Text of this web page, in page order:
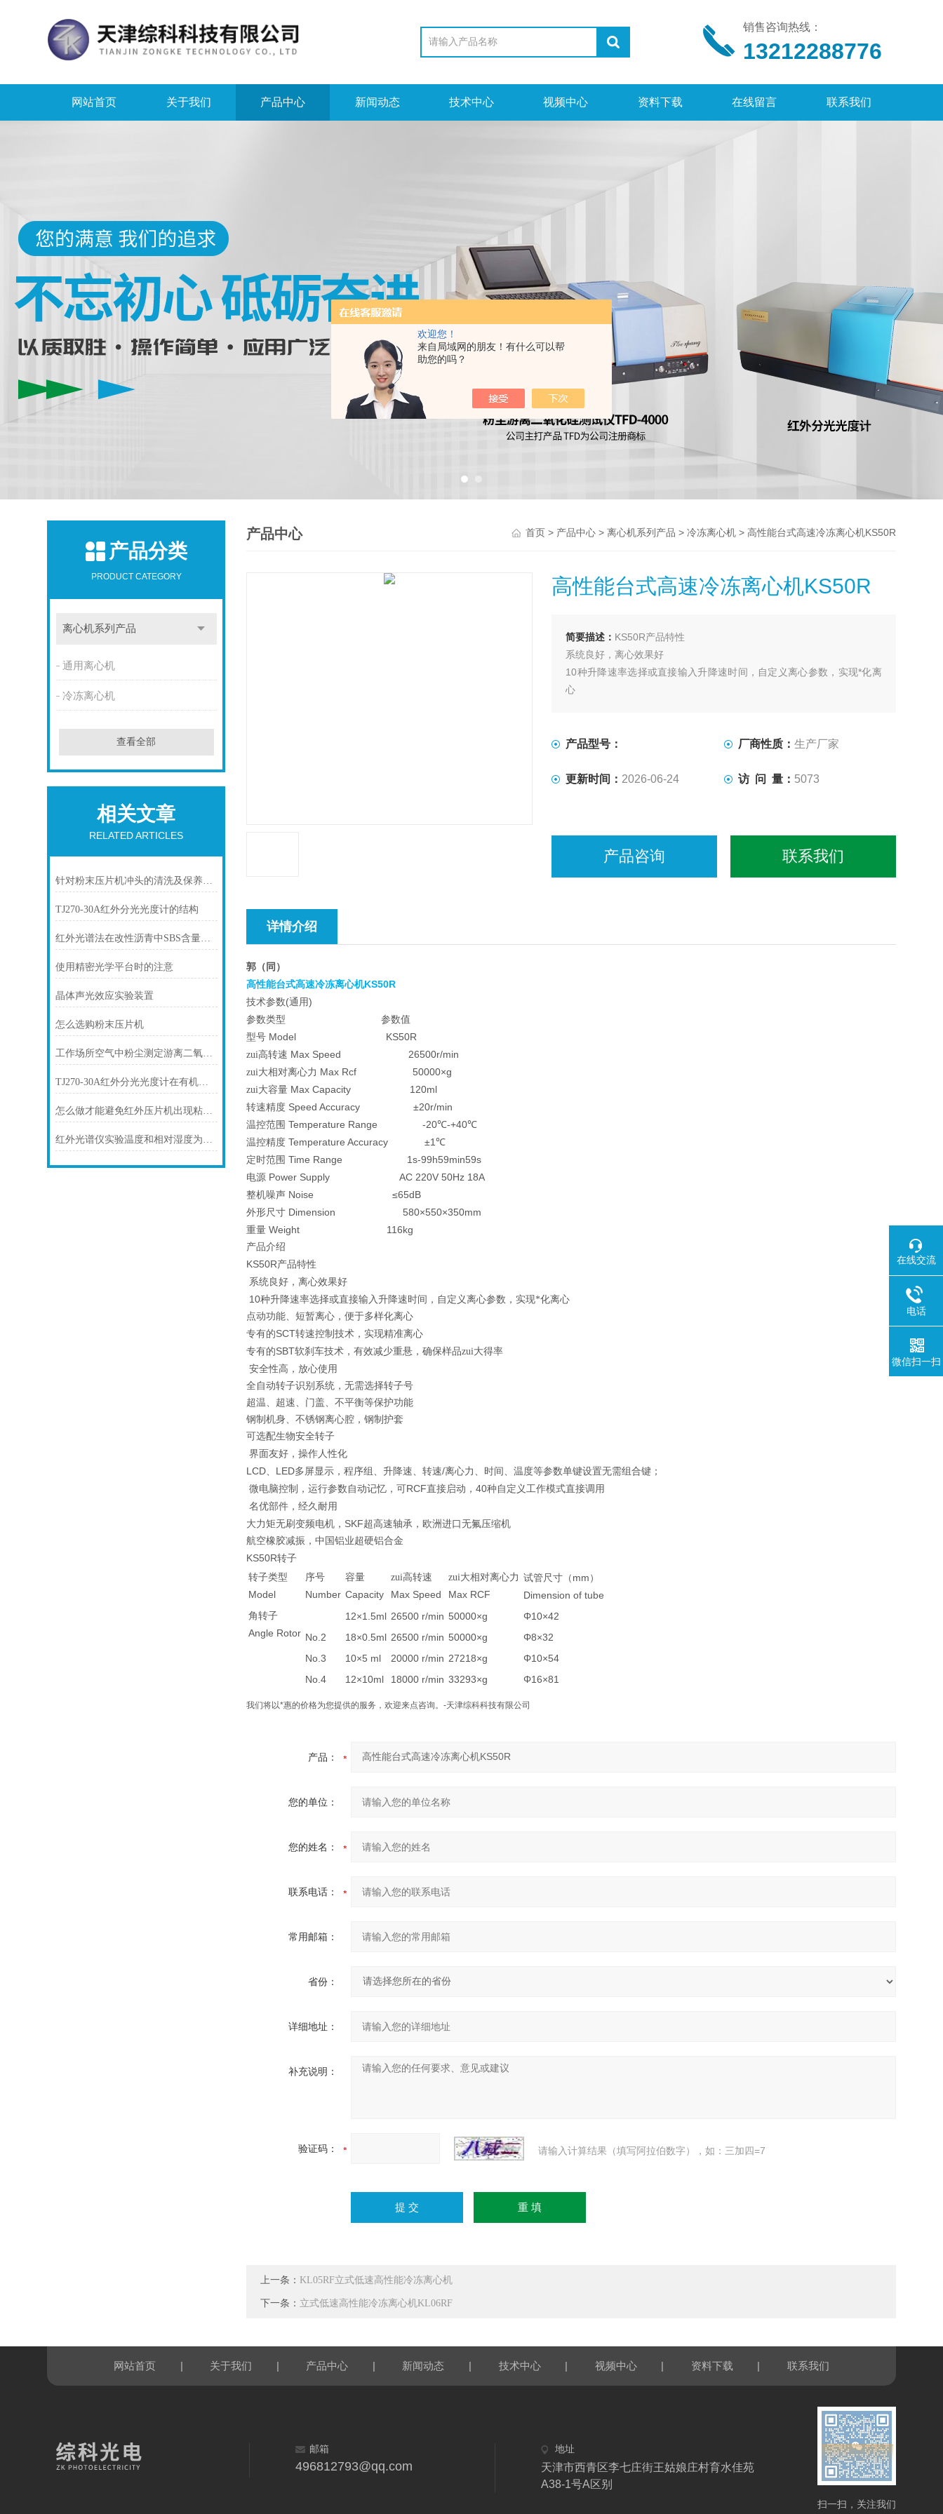
欢迎您！
来自局域网的朋友！有什么可以帮
助您的吗？
销售咨询热线：
13212288776
网站首页 关于我们 产品中心 新闻动态 技术中心 视频中心 资料下载 在线留言 联系我们
产品分类
PRODUCT CATEGORY
离心机系列产品
通用离心机
冷冻离心机
查看全部
相关文章
RELATED ARTICLES
针对粉末压片机冲头的清洗及保养方法
TJ270-30A红外分光光度计的结构
红外光谱法在改性沥青中SBS含量测定上的应用
使用精密光学平台时的注意
晶体声光效应实验装置
怎么选购粉末压片机
工作场所空气中粉尘测定游离二氧化硅含量
TJ270-30A红外分光光度计在有机分析方面的应用
怎么做才能避免红外压片机出现粘冲的现象呢？
红外光谱仪实验温度和相对湿度为何要维持定值
产品中心 首页> 产品中心> 离心机系列产品 > 冷冻离心机> 高性能台式高速冷冻离心机KS50R
高性能台式高速冷冻离心机KS50R
简要描述： KS50R产品特性
系统良好，离心效果好
10种升降速率选择或直接输入升降速时间，自定义离心参数，实现*化离
心
专有的SBT软刹车技术，有效减少重悬，确保样品Z大得率
产品型号： 厂商性质： 生产厂家
更新时间： 2026-06-24 访 问 量： 5073
产品咨询 联系我们
详情介绍
郭（同）
高性能台式高速冷冻离心机KS50R
技术参数(通用)
参数类型
参数值
型号 Model KS50R
zui高转速 Max Speed 26500r/min
zui大相对离心力 Max Rcf 50000×g
zui大容量 Max Capacity 120ml
转速精度 Speed Accuracy ±20r/min
温控范围 Temperature Range -20℃-+40℃
温控精度 Temperature Accuracy ±1℃
定时范围 Time Range 1s-99h59min59s
电源 Power Supply AC 220V 50Hz 18A
整机噪声 Noise ≤65dB
外形尺寸 Dimension 580×550×350mm
重量 Weight 116kg
产品介绍
KS50R产品特性
系统良好，离心效果好
10种升降速率选择或直接输入升降速时间，自定义离心参数，实现*化离心
点动功能、短暂离心，便于多样化离心
专有的SCT转速控制技术，实现精准离心
专有的SBT软刹车技术，有效减少重悬，确保样品zui大得率
安全性高，放心使用
全自动转子识别系统，无需选择转子号
超温、超速、门盖、不平衡等保护功能
钢制机身、不锈钢离心腔，钢制护套
可选配生物安全转子
界面友好，操作人性化
LCD、 LED多屏显示，程序组、升降速、转速/离心力、时间、温度等参数单键设置无需组合键；
微电脑控制，运行参数自动记忆，可RCF直接启动，40种自定义工作模式直接调用
名优部件，经久耐用
大力矩无刷变频电机， SKF超高速轴承，欧洲进口无氟压缩机
航空橡胶减振，中国铝业超硬铝合金
KS50R转子
转子类型
Model
序号
Number
容量
Capacity
zui高转速
Max Speed
zui大相对离心力
Max RCF
试管尺寸（ mm ）
Dimension of tube
角转子
Angle Rotor
12×1.5ml 26500 r/min 50000×g
Φ10×42
No.2
18×0.5ml 26500 r/min 50000×g
Φ8×32
No.3
10×5 ml 20000 r/min 27218×g
Φ10×54
No.4
12×10ml 18000 r/min 33293×g Φ16×81
我们将以*惠的价格为您提供的服务，欢迎来点咨询。-天津综科科技有限公司
产品：
您的单位：
您的姓名：
联系电话：
常用邮箱：
省份：
详细地址：
补充说明：
验证码： 请输入计算结果（填写阿拉伯数字），如：三加四=7
上一条： KL05RF立式低速高性能冷冻离心机
下一条： 立式低速高性能冷冻离心机KL06RF
网站首页 | 关于我们 | 产品中心 | 新闻动态 | 技术中心 | 视频中心 | 资料下载 | 联系我们
邮箱
496812793@qq.com
地址
天津市西青区李七庄街王姑娘庄村育水佳苑
A38-1号A区别
扫一扫，关注我们
在线交流
电话
微信扫一扫